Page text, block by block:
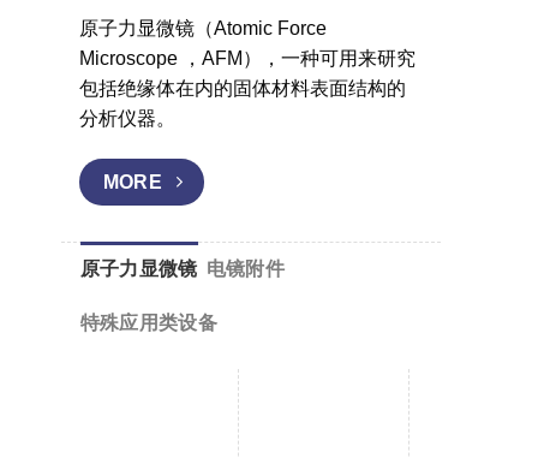
原子力显微镜（Atomic Force
Microscope ，AFM），一种可用来研究
包括绝缘体在内的固体材料表面结构的
分析仪器。
MORE
原子力显微镜 电镜附件
特殊应用类设备